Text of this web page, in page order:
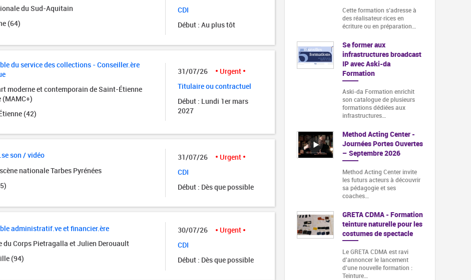
du Sud-Aquitain
(64)
CDI
Début : Au plus tôt
du service des collections - Conseiller.ère
moderne et contemporain de Saint-Étienne
(MAMC+)
(42)
31/07/26
Urgent
Titulaire ou contractuel
Début : Lundi 1er mars
2027
son / vidéo
nationale Tarbes Pyrénées
31/07/26
Urgent
CDI
Début : Dès que possible
administratif.ve et financier.ère
du Corps Pietragalla et Julien Derouault
(94)
30/07/26
Urgent
CDI
Début : Dès que possible
Cette formation s‘adresse à
des réalisateur·rices en
écriture ou en préparation…
Se former aux
infrastructures broadcast
IP avec Aski-da
Formation
Aski-da Formation enrichit
son catalogue de plusieurs
formations dédiées aux
infrastructures…
Method Acting Center -
Journées Portes Ouvertes
– Septembre 2026
Method Acting Center invite
les futurs acteurs à découvrir
sa pédagogie et ses
coaches…
GRETA CDMA - Formation
teinture naturelle pour les
costumes de spectacle
Le GRETA CDMA est ravi
d'annoncer le lancement
d'une nouvelle formation :
Teinture…